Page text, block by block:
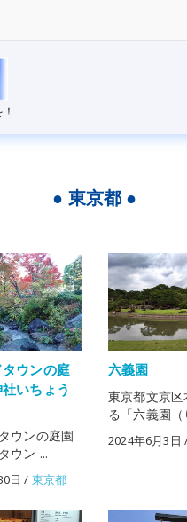
● 東京都 ●
ウンの庭
いちょう
ウンの庭園
ウン ...
日 / 東京都
六義園
東京都文京
る「六義園（
2024年6月3日